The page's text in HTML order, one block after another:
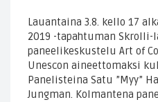
Lauantaina 3.8. kello 17
2019 -tapahtuman Skrolli-
paneelikeskustelu Art of
Unescon aineettomaksi
Panelisteina Satu ”Myy”
Jungman. Kolmantena